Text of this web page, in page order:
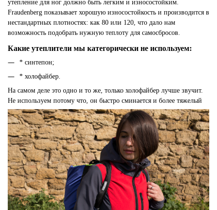
утепление для ног должно быть легким и износостойким.
Fraudenberg показывает хорошую износостойкость и производится в
нестандартных плотностях: как 80 или 120, что дало нам
возможность подобрать нужную теплоту для самосбросов.
Какие утеплители мы категорически не используем:
* синтепон;
* холофайбер.
На самом деле это одно и то же, только холофайбер лучше звучит.
Не используем потому что, он быстро сминается и более тяжелый